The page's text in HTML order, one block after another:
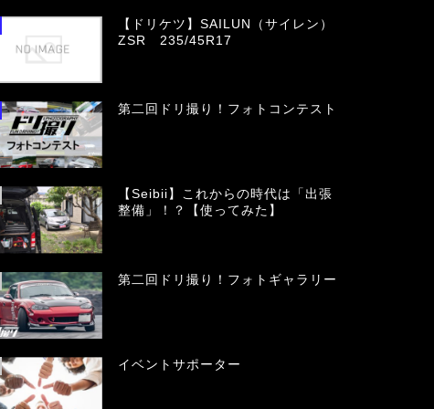
【ドリケツ】SAILUN（サイレン）
ZSR 235/45R17
第二回ドリ撮り！フォトコンテスト
【Seibii】これからの時代は「出張
整備」！？【使ってみた】
第二回ドリ撮り！フォトギャラリー
イベントサポーター